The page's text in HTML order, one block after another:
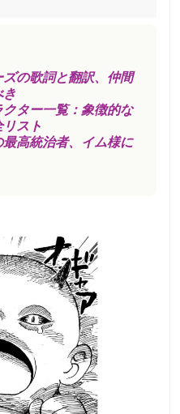
の歌詞と翻訳、仲間
き
ター一覧：象徴的な
スト
高統治者、イム様に